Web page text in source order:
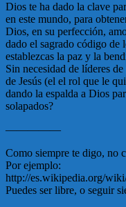
Dios te ha dado la clave
en este mundo, para
Dios, en su perfección,
dado el sagrado código de
establezcas la paz y la
Sin necesidad de líderes
de Jesús (el el rol que le
dando la espalda a Dios
solapados?
—————
Como siempre te digo, no
Por ejemplo:
http://es.wikipedia.org/
Puedes ser libre, o seguir